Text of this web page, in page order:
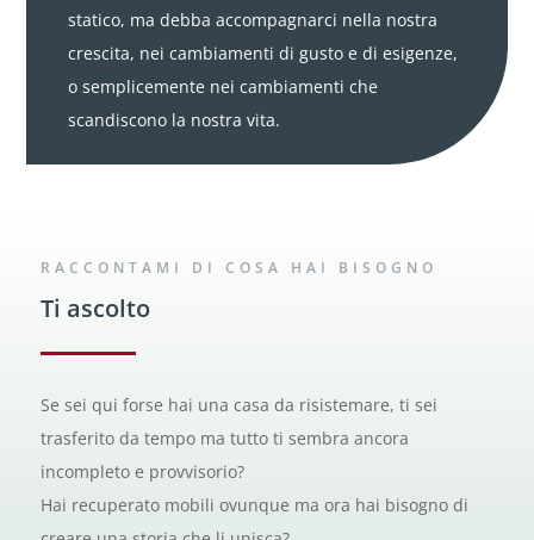
statico, ma debba accompagnarci nella nostra
crescita, nei cambiamenti di gusto e di esigenze,
o semplicemente nei cambiamenti che
scandiscono la nostra vita.
RACCONTAMI DI COSA HAI BISOGNO
Ti ascolto
Se sei qui forse hai una casa da risistemare, ti sei
trasferito da tempo ma tutto ti sembra ancora
incompleto e provvisorio?
Hai recuperato mobili ovunque ma ora hai bisogno di